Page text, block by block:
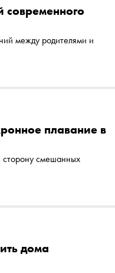
современного
между родителями и
плавание в
сторону смешанных
дома